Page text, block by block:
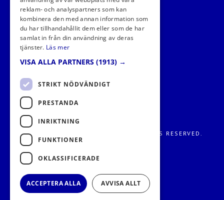
FRITIDS METROPOLEN AB 2026. ALL RIGHTS RESERVED.
reklam- och analyspartners som kan
kombinera den med annan information som
du har tillhandahållit dem eller som de har
samlat in från din användning av deras
tjänster. Läs mer
VISA ALLA PARTNERS (1913) →
STRIKT NÖDVÄNDIGT
PRESTANDA
INRIKTNING
FUNKTIONER
OKLASSIFICERADE
ACCEPTERA ALLA AVVISA ALLT